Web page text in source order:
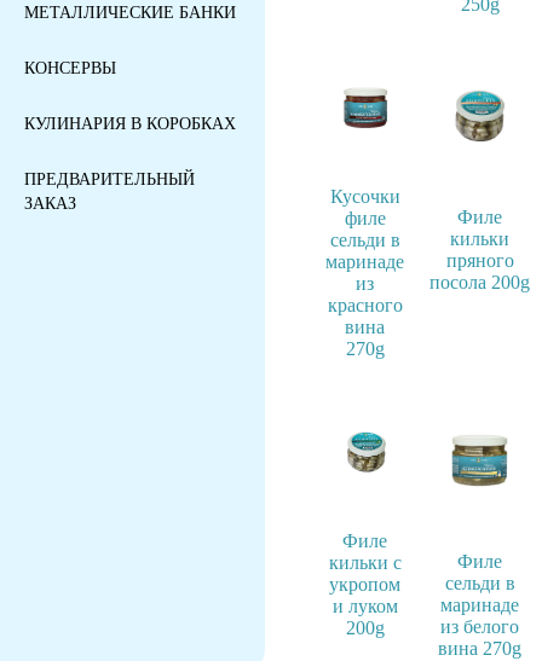
МЕТАЛЛИЧЕСКИЕ БАНКИ
КОНСЕРВЫ
КУЛИНАРИЯ В КОРОБКАХ
ПРЕДВАРИТЕЛЬНЫЙ
ЗАКАЗ
250g
Кусочки
филе
сельди в
маринаде
из
красного
вина
270g
Филе
кильки
пряного
посола 200g
Филе
кильки с
укропом
и луком
200g
Филе
сельди в
маринаде
из белого
вина 270g